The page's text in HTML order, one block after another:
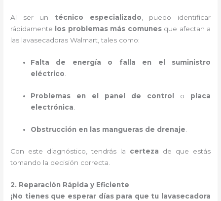
Al ser un técnico especializado , puedo identificar
rápidamente
los problemas más comunesque afectan a
las lavasecadoras Walmart, tales como:
Falta de energía o falla en el suministro
eléctrico
Problemas en el panel de control o placa
electrónica
Obstrucción en las mangueras de drenaje
Con este diagnóstico, tendrás la certeza de que estás
tomando la decisión correcta.
2. Reparación Rápida y Eficiente
¡No tienes que esperar días para que tu lavasecadora